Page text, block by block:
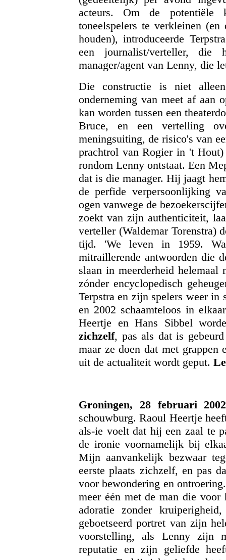
acteurs. Om de potentiële
toneelspelers te verkleinen
houden), introduceerde
een journalist/verteller,
manager/agent van Lenny, die
Die constructie is niet
onderneming van meet af aan
kan worden tussen een
Bruce, en een vertelling
meningsuiting, de risico's van
prachtrol van Rogier in 't
rondom Lenny ontstaat. Een
dat is die manager. Hij jaagt
de perfide verpersoonlijking
ogen vanwege de
zoekt van zijn authenticiteit,
verteller (Waldemar Torenstra)
tijd. 'We leven in 1959.
mitraillerende antwoorden die
slaan in meerderheid
zónder encyclopedisch
Terpstra en zijn spelers weer in
en 2002 schaamteloos in
Heertje en Hans Sibbel
zichzelf, pas als dat is
maar ze doen dat met grappen
uit de actualiteit wordt geput.
Groningen, 28 februari 2002
schouwburg. Raoul Heertje
als-ie voelt dat hij een zaal te
de ironie voornamelijk bij
Mijn aanvankelijk bezwaar
eerste plaats zichzelf, en pas
voor bewondering en
meer één met de man die
adoratie zonder
geboetseerd portret van zijn
voorstelling, als Lenny zijn
reputatie en zijn geliefde